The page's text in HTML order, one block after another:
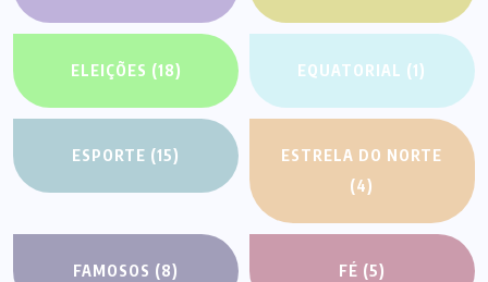
ELEIÇÕES (18) EQUATORIAL (1)
ESPORTE (15)
ESTRELA DO NORTE
(4)
FAMOSOS (8) FÉ (5)